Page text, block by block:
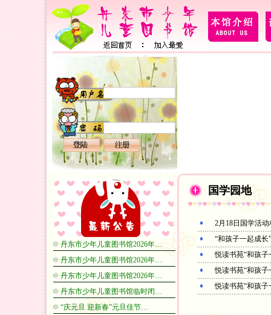
丹东市少年儿童图书馆2026年…
丹东市少年儿童图书馆2026年…
丹东市少年儿童图书馆2026年…
丹东市少年儿童图书馆临时闭…
“庆元旦 迎新春”元旦佳节…
国学园地
2月18日国学活动
“和孩子一起成
悦读书苑“和孩
悦读书苑“和孩
悦读书苑“和孩